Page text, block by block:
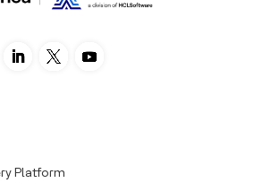
Platform